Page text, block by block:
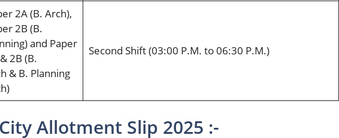
2A (B. Arch),
2B (B.
and Paper
2B (В.
& B. Planning
Second Shift (03:00 P.M. to 06:30 Ρ.Μ.)
Allotment Slip 2025 :-